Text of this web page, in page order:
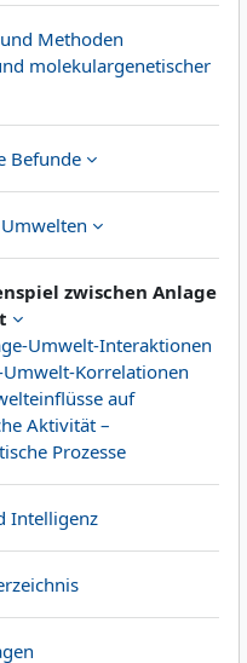
Methoden
molekulargenetischer
Befunde
zwischen Anlage
Umwelt-Interaktionen
Umwelt-Korrelationen
auf
Aktivität –
Prozesse
Intelligenz